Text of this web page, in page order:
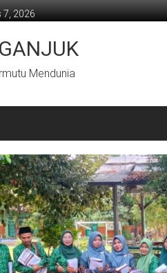
2026
Mendunia